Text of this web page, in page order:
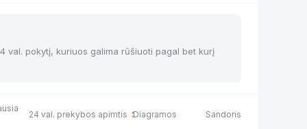
val. pokytį, kuriuos galima rūšiuoti pagal bet kurį
24 val. prekybos apimtis Diagramos Sandoris